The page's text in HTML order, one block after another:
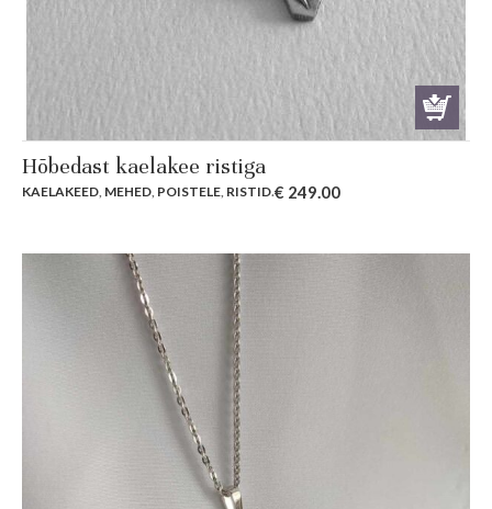
Hõbedast kaelakee ristiga
KAELAKEED MEHED POISTELE RISTID.€ 249.00